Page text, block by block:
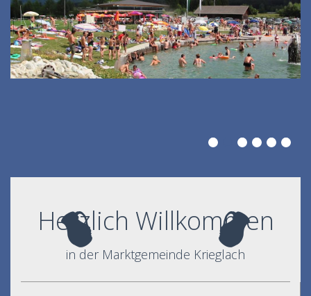
Herzlich Willkommen
in der Marktgemeinde Krieglach